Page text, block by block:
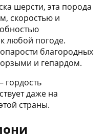
шерсти, эта порода
скоростью и
любой погоде.
благородных
и гепардом.
гордость
даже на
страны.